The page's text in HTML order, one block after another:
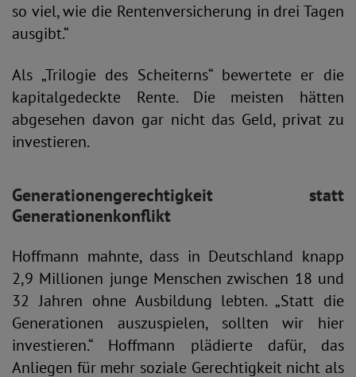
so viel, wie die Rentenversicherung in drei Tagen
ausgibt.“
Als „Trilogie des Scheiterns“ bewertete er die
kapitalgedeckte Rente. Die meisten hätten
abgesehen davon gar nicht das Geld, privat zu
investieren.
Generationengerechtigkeit statt
Generationenkonflikt
Hoffmann mahnte, dass in Deutschland knapp
2,9 Millionen junge Menschen zwischen 18 und
32 Jahren ohne Ausbildung lebten. „Statt die
Generationen auszuspielen, sollten wir hier
investieren.“ Hoffmann plädierte dafür, das
Anliegen für mehr soziale Gerechtigkeit nicht als